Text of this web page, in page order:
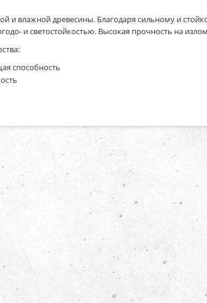
и влажной древесины. Благодаря сильному и
и светостойкостью. Высокая прочность на
способность